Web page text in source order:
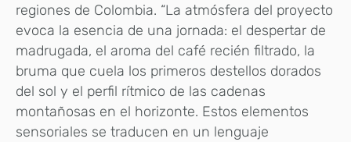
regiones de Colombia. “La atmósfera del proyecto
evoca la esencia de una jornada: el despertar de
madrugada, el aroma del café recién filtrado, la
bruma que cuela los primeros destellos dorados
del sol y el perfil rítmico de las cadenas
montañosas en el horizonte. Estos elementos
sensoriales se traducen en un lenguaje